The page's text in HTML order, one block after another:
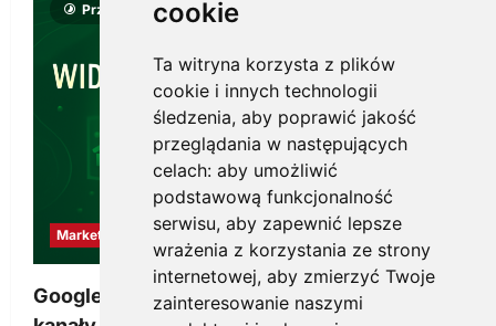
cookie
Ta witryna korzysta z plików
cookie i innych technologii
śledzenia, aby poprawić jakość
przeglądania w następujących
celach: aby umożliwić
podstawową funkcjonalność
serwisu, aby zapewnić lepsze
wrażenia z korzystania ze strony
internetowej, aby zmierzyć Twoje
zainteresowanie naszymi
Przeczytano 8 minut
Marketing
Google Ads, SEO i analityka – jak połączyć